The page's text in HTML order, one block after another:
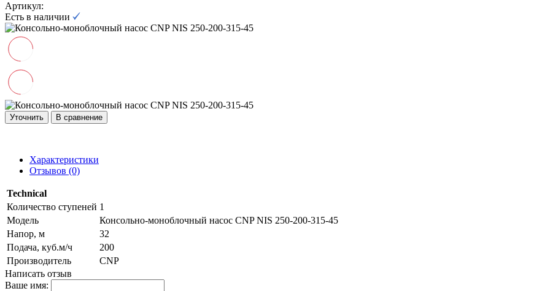
Артикул:
Есть в наличии
Уточнить В сравнение
Характеристики
Отзывов (0)
Technical
Количество ступеней 1
Модель
Консольно-моноблочный насос CNP NIS 250-200-315-45
Напор, м
32
Подача, куб.м/ч
200
Производитель
CNP
Написать отзыв
Ваше имя: